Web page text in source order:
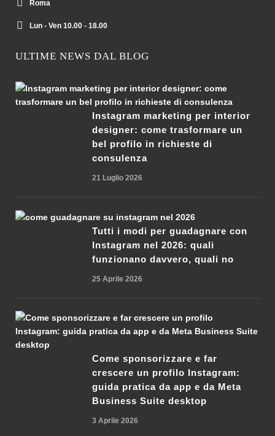
Roma
Lun - Ven 10.00 - 18.00
ULTIME NEWS DAL BLOG
Instagram marketing per interior
designer: come trasformare un
bel profilo in richieste di
consulenza
21 Luglio 2026
Tutti i modi per guadagnare con
Instagram nel 2026: quali
funzionano davvero, quali no
25 Aprile 2026
Come sponsorizzare e far
crescere un profilo Instagram:
guida pratica da app e da Meta
Business Suite desktop
3 Aprile 2026